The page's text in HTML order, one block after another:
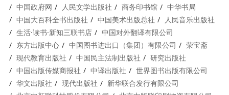
中国政府网
人民文学出版社 商务印书馆
中华书局
中国大百科全书出版社
中国美术出版总社
人民音乐出版社
生活·读书·新知三联书店
中国对外翻译有限公司
东方出版中心
中国图书进出口（集团）有限公司
荣宝斋
现代教育出版社
中国民主法制出版社
研究出版社
中国出版传媒商报社
中译出版社
世界图书出版有限公司
华文出版社
现代出版社
新华联合发行有限公司